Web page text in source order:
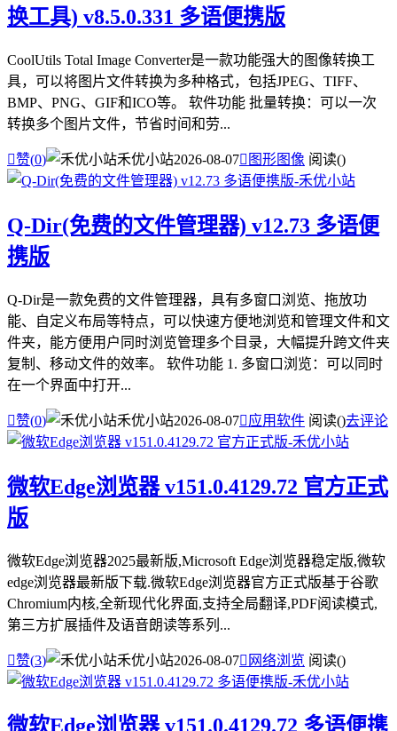
换工具) v8.5.0.331 多语便携版
CoolUtils Total Image Converter是一款功能强大的图像转换工
具，可以将图片文件转换为多种格式，包括JPEG、TIFF、
BMP、PNG、GIF和ICO等。 软件功能 批量转换：可以一次
转换多个图片文件，节省时间和劳...
赞(0) 禾优小站2026-08-07 图形图像 阅读()
Q-Dir(免费的文件管理器) v12.73 多语便
携版
Q-Dir是一款免费的文件管理器，具有多窗口浏览、拖放功
能、自定义布局等特点，可以快速方便地浏览和管理文件和文
件夹，能方便用户同时浏览管理多个目录，大幅提升跨文件夹
复制、移动文件的效率。 软件功能 1. 多窗口浏览：可以同时
在一个界面中打开...
赞(0) 禾优小站2026-08-07应用软件 阅读()去评论
微软Edge浏览器 v151.0.4129.72 官方正式
版
微软Edge浏览器2025最新版,Microsoft Edge浏览器稳定版,微软
edge浏览器最新版下载.微软Edge浏览器官方正式版基于谷歌
Chromium内核,全新现代化界面,支持全局翻译,PDF阅读模式,
第三方扩展插件及语音朗读等系列...
赞(3) 禾优小站2026-08-07 网络浏览 阅读()
微软Edge浏览器 v151.0.4129.72 多语便携